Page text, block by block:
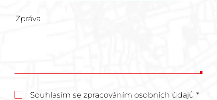
Souhlasím se zpracováním osobních údajů *